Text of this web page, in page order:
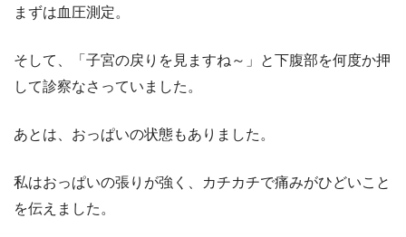
まずは血圧測定。
そして、「子宮の戻りを見ますね～」と下腹部を何度か押
して診察なさっていました。
あとは、おっぱいの状態もありました。
私はおっぱいの張りが強く、カチカチで痛みがひどいこと
を伝えました。